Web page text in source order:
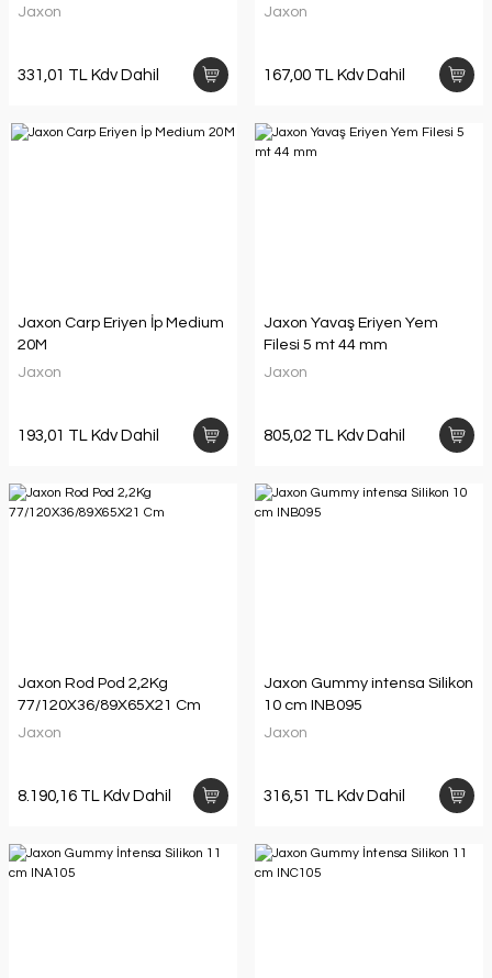
Jaxon
331,01 TL Kdv Dahil
Jaxon
167,00 TL Kdv Dahil
Jaxon Carp Eriyen İp Medium
20M
Jaxon
193,01 TL Kdv Dahil
Jaxon Yavaş Eriyen Yem
Filesi 5 mt 44 mm
Jaxon
805,02 TL Kdv Dahil
Jaxon Rod Pod 2,2Kg
77/120X36/89X65X21 Cm
Jaxon
8.190,16 TL Kdv Dahil
Jaxon Gummy intensa Silikon
10 cm INB095
Jaxon
316,51 TL Kdv Dahil